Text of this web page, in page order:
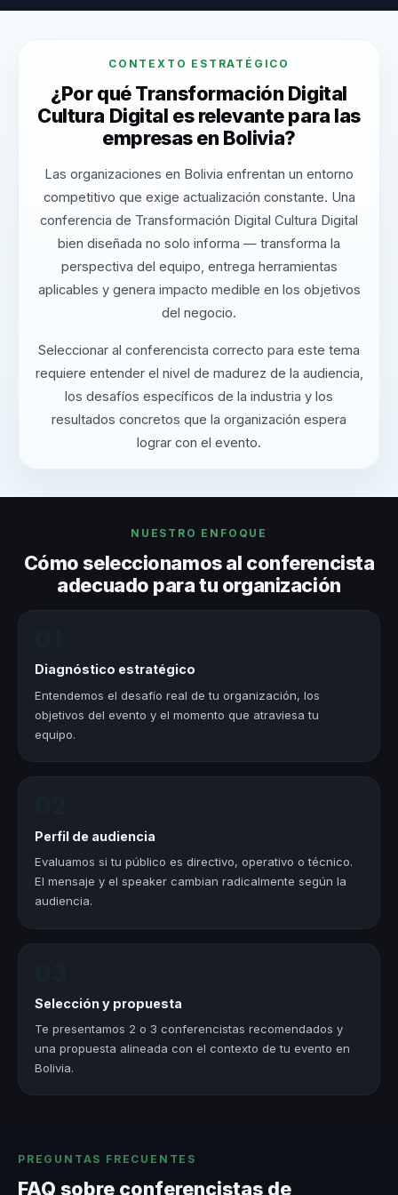
CONTEXTO ESTRATÉGICO
¿Por qué Transformación Digital
Cultura Digital es relevante para las
empresas en Bolivia?
Las organizaciones en Bolivia enfrentan un entorno
competitivo que exige actualización constante. Una
conferencia de Transformación Digital Cultura Digital
bien diseñada no solo informa — transforma la
perspectiva del equipo, entrega herramientas
aplicables y genera impacto medible en los objetivos
del negocio.
Seleccionar al conferencista correcto para este tema
requiere entender el nivel de madurez de la audiencia,
los desafíos específicos de la industria y los
resultados concretos que la organización espera
lograr con el evento.
NUESTRO ENFOQUE
Cómo seleccionamos al conferencista
adecuado para tu organización
Diagnóstico estratégico
Entendemos el desafío real de tu organización, los
objetivos del evento y el momento que atraviesa tu
equipo.
Perfil de audiencia
Evaluamos si tu público es directivo, operativo o técnico.
El mensaje y el speaker cambian radicalmente según la
audiencia.
Selección y propuesta
Te presentamos 2 o 3 conferencistas recomendados y
una propuesta alineada con el contexto de tu evento en
Bolivia.
PREGUNTAS FRECUENTES
FAQ sobre conferencistas de